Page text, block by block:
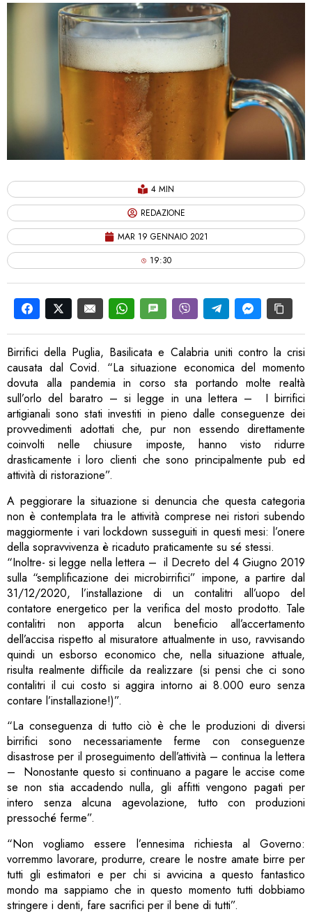
4 MIN
REDAZIONE
MAR 19 GENNAIO 2021
19:30
Birrifici della Puglia, Basilicata e Calabria uniti contro la crisi
causata dal Covid. “La situazione economica del momento
dovuta alla pandemia in corso sta portando molte realtà
sull’orlo del baratro – si legge in una lettera – I birrifici
artigianali sono stati investiti in pieno dalle conseguenze dei
provvedimenti adottati che, pur non essendo direttamente
coinvolti nelle chiusure imposte, hanno visto ridurre
drasticamente i loro clienti che sono principalmente pub ed
attività di ristorazione”.
A peggiorare la situazione si denuncia che questa categoria
non è contemplata tra le attività comprese nei ristori subendo
maggiormente i vari lockdown susseguiti in questi mesi: l’onere
della sopravvivenza è ricaduto praticamente su sé stessi.
“Inoltre- si legge nella lettera – il Decreto del 4 Giugno 2019
sulla “semplificazione dei microbirrifici” impone, a partire dal
31/12/2020, l’installazione di un contalitri all’uopo del
contatore energetico per la verifica del mosto prodotto. Tale
contalitri non apporta alcun beneficio all’accertamento
dell’accisa rispetto al misuratore attualmente in uso, ravvisando
quindi un esborso economico che, nella situazione attuale,
risulta realmente difficile da realizzare (si pensi che ci sono
contalitri il cui costo si aggira intorno ai 8.000 euro senza
contare l’installazione!)”.
“La conseguenza di tutto ciò è che le produzioni di diversi
birrifici sono necessariamente ferme con conseguenze
disastrose per il proseguimento dell’attività – continua la lettera
– Nonostante questo si continuano a pagare le accise come
se non stia accadendo nulla, gli affitti vengono pagati per
intero senza alcuna agevolazione, tutto con produzioni
pressoché ferme”.
“Non vogliamo essere l’ennesima richiesta al Governo:
vorremmo lavorare, produrre, creare le nostre amate birre per
tutti gli estimatori e per chi si avvicina a questo fantastico
mondo ma sappiamo che in questo momento tutti dobbiamo
stringere i denti, fare sacrifici per il bene di tutti”.